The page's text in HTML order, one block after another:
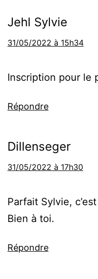
Jehl Sylvie
31/05/2022 à 15h34
Inscription pour le
Répondre
Dillenseger
31/05/2022 à 17h30
Parfait Sylvie,
Bien à toi.
Répondre